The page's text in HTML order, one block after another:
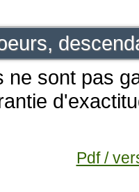
ne sont pas
Pdf /